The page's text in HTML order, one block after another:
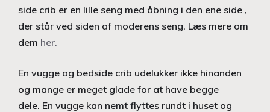
side crib er en lille seng med åbning i den ene side ,
der står ved siden af moderens seng. Læs mere om
dem her.
En vugge og bedside crib udelukker ikke hinanden
og mange er meget glade for at have begge
dele. En vugge kan nemt flyttes rundt i huset og